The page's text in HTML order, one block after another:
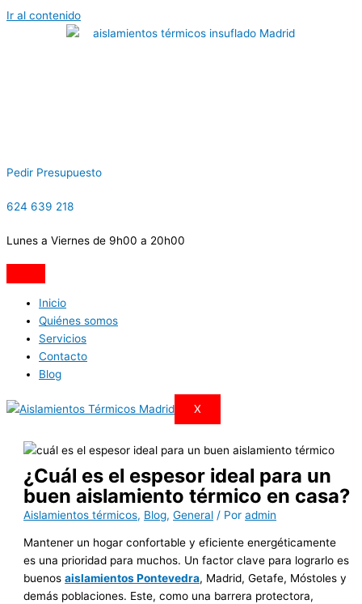
Ir al contenido
Pedir Presupuesto
624 639 218
Lunes a Viernes de 9h00 a 20h00
Inicio
Quiénes somos
Servicios
Contacto
Blog
X
¿Cuál es el espesor ideal para un
buen aislamiento térmico en casa?
Aislamientos térmicos, Blog,General / Poradmin
Mantener un hogar confortable y eficiente energéticamente
es una prioridad para muchos. Un factor clave para lograrlo es
buenosaislamientos Pontevedra, Madrid, Getafe, Móstoles y
demás poblaciones. Este, como una barrera protectora,